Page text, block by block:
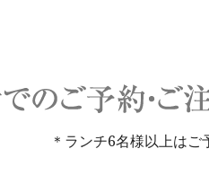
＊ランチ6名様以上はご